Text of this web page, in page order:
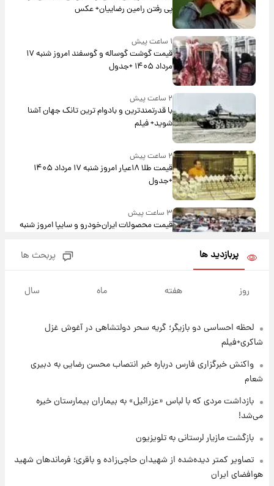
پی رفتن رامین رضاییان+ عکس
۱ ساعت پیش
قیمت گوشت گوساله و گوسفند امروز شنبه ۱۷
مرداد ۱۴۰۵ +جدول
۲ ساعت پیش
با قدرتمندترین و بادوام ترین تانک جهان آشنا
شوید+ فیلم
۲ ساعت پیش
قیمت طلا ۱۸عیار امروز شنبه ۱۷ مرداد ۱۴۰۵
+جدول
۳ ساعت پیش
قیمت محصولات ایران‌خودرو و سایپا امروز شنبه
شنبه ۱۷ مرداد ۱۴۰۵
۱۷ ساعت پیش
تصاویر کمتر دیده‌شده از شهیدان حاجی‌زاده و
باقری؛ فرماندهان شهید هوافضای ایران
۲۳ ساعت پیش
قیمت خودروهای سایپا تغییر کرد؛ لیست قیمت
جمعه ۱۶ مرداد منتشر شد
پربازدید ها پربحث ها
روز هفته ماه سال
لحظه احساسی دو بازیگر؛ گریه سحر دولتشاهی در آغوش غزل
شاکری+فیلم
واکنش خبرگزاری فارس درباره خبر انتصاب محسن رضایی به دبیری
شعام
بازداشت مردی که با لباس «عزرائیل» به بیماران بیمارستان خیره
می‌شد!
بازگشت مازیار لرستانی به تلویزیون
تصاویر کمتر دیده‌شده از شهیدان حاجی‌زاده و باقری؛ فرماندهان شهید
هوافضای ایران